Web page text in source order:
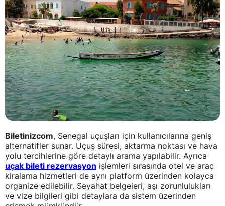
Biletinizcom, Senegal uçuşları için kullanıcılarına geniş
alternatifler sunar. Uçuş süresi, aktarma noktası ve hava
yolu tercihlerine göre detaylı arama yapılabilir. Ayrıca
uçak bileti rezervasyon işlemleri sırasında otel ve araç
kiralama hizmetleri de aynı platform üzerinden kolayca
organize edilebilir. Seyahat belgeleri, aşı zorunlulukları
ve vize bilgileri gibi detaylara da sistem üzerinden